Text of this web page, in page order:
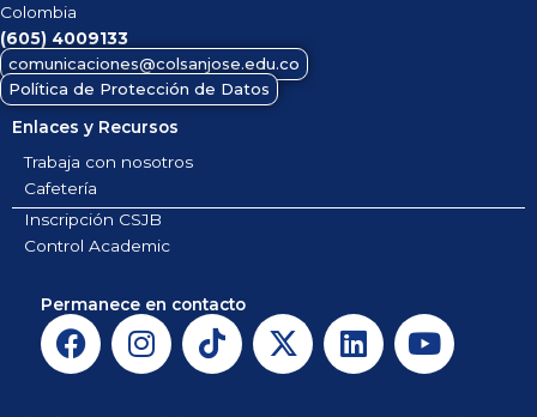
Colombia
(605) 4009133
comunicaciones@colsanjose.edu.co
Política de Protección de Datos
Enlaces y Recursos
Trabaja con nosotros
Cafetería
Inscripción CSJB
Control Academic
Permanece en contacto
F
a
I
n
T
i
X
-
L
i
Y
o